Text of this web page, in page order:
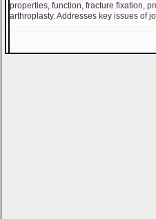
properties, function, fracture fixation,
arthroplasty. Addresses key issues of